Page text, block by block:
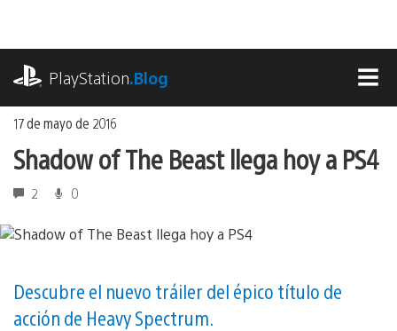
contenido
PlayStation.Blog
17 de mayo de 2016
Shadow of The Beast llega hoy a PS4
2 0
Descubre el nuevo tráiler del épico título de
acción de Heavy Spectrum.